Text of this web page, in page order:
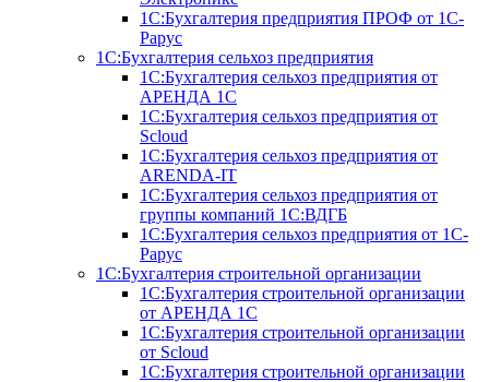
1С:Бухгалтерия предприятия ПРОФ от 1С-
Рарус
1С:Бухгалтерия сельхоз предприятия
1С:Бухгалтерия сельхоз предприятия от
АРЕНДА 1С
1С:Бухгалтерия сельхоз предприятия от
Scloud
1С:Бухгалтерия сельхоз предприятия от
ARENDA-IT
1С:Бухгалтерия сельхоз предприятия от
группы компаний 1С:ВДГБ
1С:Бухгалтерия сельхоз предприятия от 1С-
Рарус
1С:Бухгалтерия строительной организации
1С:Бухгалтерия строительной организации
от АРЕНДА 1С
1С:Бухгалтерия строительной организации
от Scloud
1С:Бухгалтерия строительной организации